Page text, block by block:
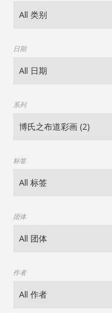
日期
系列
标签
团体
作者